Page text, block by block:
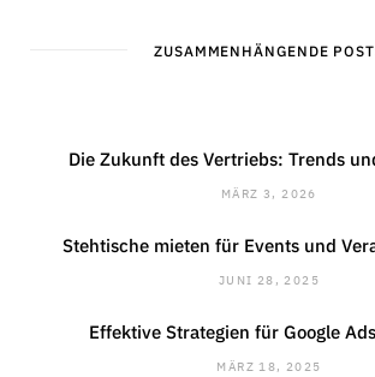
ZUSAMMENHÄNGENDE
Die Zukunft des Vertriebs: Trends
MÄRZ 3, 2026
Stehtische mieten für Events und
JUNI 28, 2025
Effektive Strategien für Google
MÄRZ 18, 2025